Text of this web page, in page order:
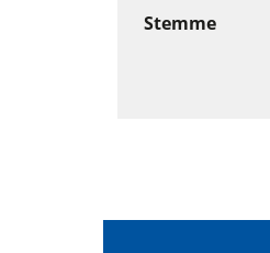
Stemme